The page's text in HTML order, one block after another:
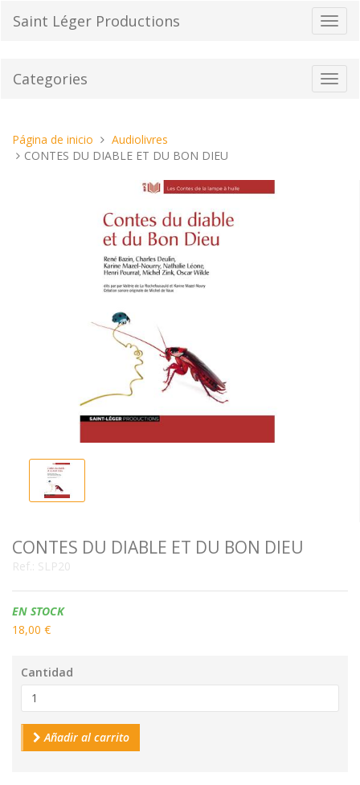
el
de
Saint Léger Productions
Categories
Estas
aquí:
Página de inicio
Audiolivres
CONTES DU DIABLE ET DU BON DIEU
CONTES DU DIABLE ET DU BON DIEU
Ref.: SLP20
Disponibilidad:
EN STOCK
18,00 €
Cantidad
Añadir al carrito